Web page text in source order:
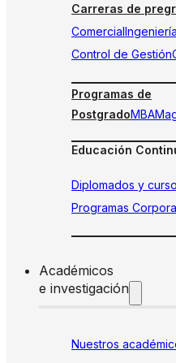
Carreras de
Comercial
Control de Gestión
Programas de
PostgradoMBA
Educación
Diplomados y
Programas
Académicos
e investigación
Nuestros